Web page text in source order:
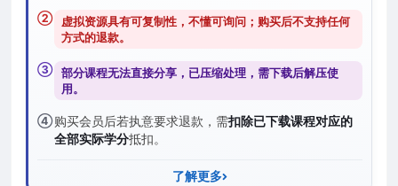
② 虚拟资源具有可复制性，不懂可询问；购买后不支持任何
方式的退款。
③ 部分课程无法直接分享，已压缩处理，需下载后解压使
用。
④购买会员后若执意要求退款，需扣除已下载课程对应的
全部实际学分抵扣。
了解更多